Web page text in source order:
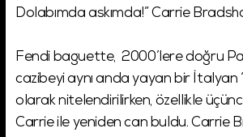
Dolabımda askımda!” Carrie
Fendi baguette, 2000’lere doğru
cazibeyi aynı anda yayan bir İtalyan
olarak nitelendirilirken, özellikle
Carrie ile yeniden can buldu. Carrie